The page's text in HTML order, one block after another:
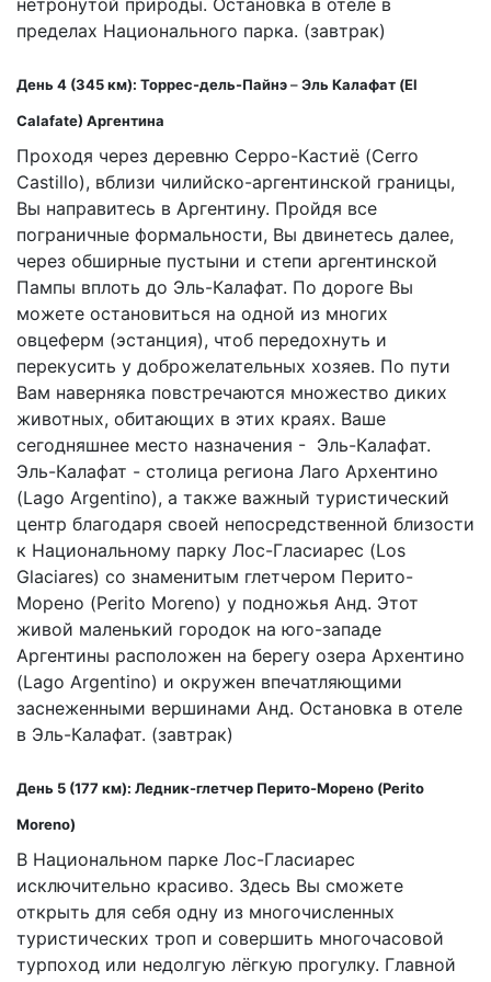
пределах Национального парка. (завтрак)
День 4 (345 км): Торрес-дель-Пайнэ–Эль Калафат (El
Calafate) Аргентина
Проходя через деревню Серро-Кастиё (Cerro
Castillo), вблизи чилийско-аргентинской границы,
Вы направитесь в Аргентину. Пройдя все
пограничные формальности, Вы двинетесь далее,
через обширные пустыни и степи аргентинской
Пампы вплоть до Эль-Калафат. По дороге Вы
можете остановиться на одной из многих
овцеферм (эстанция), чтоб передохнуть и
перекусить у доброжелательных хозяев. По пути
Вам наверняка повстречаются множество диких
животных, обитающих в этих краях. Ваше
сегодняшнее место назначения - Эль-Калафат.
Эль-Калафат - столица региона Лаго Архентино
(Lago Argentino), а также важный туристический
центр благодаря своей непосредственной близости
к Национальному парку Лос-Гласиарес (Los
Glaciares) со знаменитым глетчером Перито-
Морено (Perito Moreno) у подножья Анд. Этот
живой маленький городок на юго-западе
Аргентины расположен на берегу озера Архентино
(Lago Argentino) и окружен впечатляющими
заснеженными вершинами Анд. Остановка в отеле
в Эль-Калафат. (завтрак)
День 5 (177 км): Ледник-глетчер Перито-Морено (Perito
Moreno)
В Национальном парке Лос-Гласиарес
исключительно красиво. Здесь Вы сможете
открыть для себя одну из многочисленных
туристических троп и совершить многочасовой
турпоход или недолгую лёгкую прогулку. Главной